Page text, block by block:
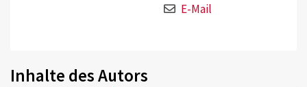
E-Mail
Inhalte des Autors